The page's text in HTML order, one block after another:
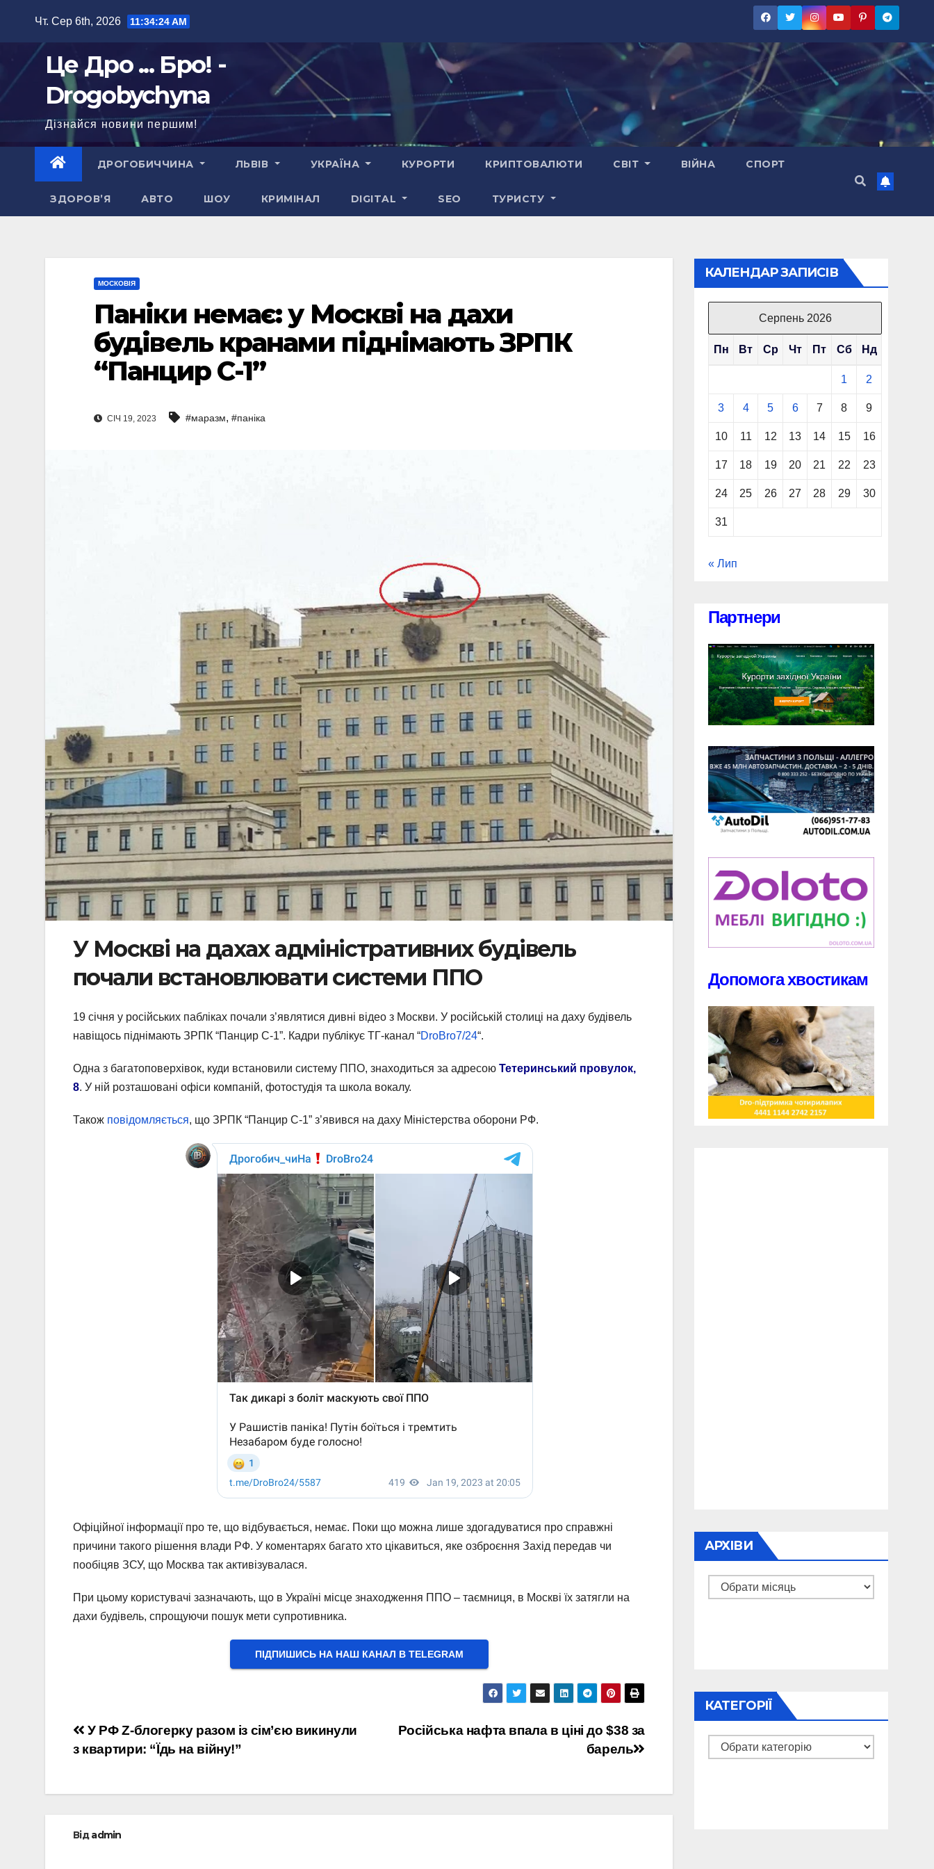
Чт. Сер 6th, 2026 11:34:25 AM
Це Дро ... Бро! -
Drogobychyna
Дізнайся новини першим!
ДРОГОБИЧЧИНА ЛЬВІВ УКРАЇНА КУРОРТИ КРИПТОВАЛЮТИ СВІТ ВІЙНА СПОРТ
ЗДОРОВ’Я АВТО ШОУ КРИМІНАЛ DIGITAL SEO ТУРИСТУ
МОСКОВІЯ
Паніки немає: у Москві на дахи
будівель кранами піднімають ЗРПК
“Панцир С-1”
СІЧ 19, 2023 #маразм, #паніка
У Москві на дахах адміністративних будівель
почали встановлювати системи ППО
19 січня у російських пабліках почали з’являтися дивні відео з Москви. У російській столиці на даху будівель
навіщось піднімають ЗРПК “Панцир С-1”. Кадри публікує ТГ-канал “DroBro7/24“.
Одна з багатоповерхівок, куди встановили систему ППО, знаходиться за адресою Тетеринський провулок,
8. У ній розташовані офіси компаній, фотостудія та школа вокалу.
Також повідомляється, що ЗРПК “Панцир С-1” з’явився на даху Міністерства оборони РФ.
Офіційної інформації про те, що відбувається, немає. Поки що можна лише здогадуватися про справжні
причини такого рішення влади РФ. У коментарях багато хто цікавиться, яке озброєння Захід передав чи
пообіцяв ЗСУ, що Москва так активізувалася.
При цьому користувачі зазначають, що в Україні місце знаходження ППО – таємниця, в Москві їх затягли на
дахи будівель, спрощуючи пошук мети супротивника.
ПІДПИШИСЬ НА НАШ КАНАЛ В ТELEGRAM
Навігація
записів
Російська нафта впала в ціні до $38 за
барель
У РФ Z-блогерку разом із сім’єю викинули
з квартири: “Їдь на війну!”
Відadmin
КАЛЕНДАР ЗАПИСІВ
Серпень 2026
Пн Вт Ср Чт Пт Сб Нд
1 2
3 4 5 6 7 8 9
10 11 12 13 14 15 16
17 18 19 20 21 22 23
24 25 26 27 28 29 30
31
« Лип
Партнери
Допомога хвостикам
АРХІВИ
Архіви
КАТЕГОРІЇ
Категорії